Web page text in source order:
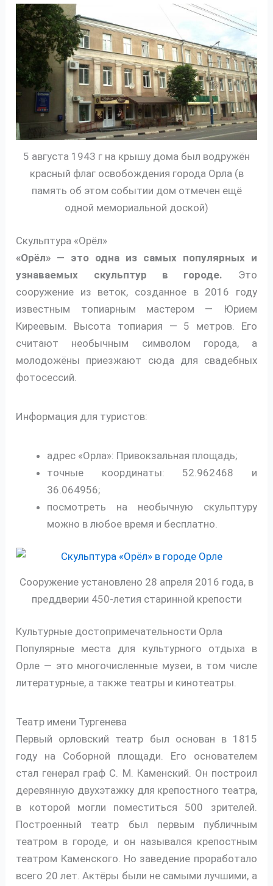
5 августа 1943 г на крышу дома был водружён
красный флаг освобождения города Орла (в
память об этом событии дом отмечен ещё
одной мемориальной доской)
Скульптура «Орёл»
«Орёл» — это одна из самых популярных и
узнаваемых скульптур в городе. Это
сооружение из веток, созданное в 2016 году
известным топиарным мастером — Юрием
Киреевым. Высота топиария — 5 метров. Его
считают необычным символом города, а
молодожёны приезжают сюда для свадебных
фотосессий.
Информация для туристов:
адрес «Орла»: Привокзальная площадь;
точные координаты: 52.962468 и
36.064956;
посмотреть на необычную скульптуру
можно в любое время и бесплатно.
Сооружение установлено 28 апреля 2016 года, в
преддверии 450-летия старинной крепости
Культурные достопримечательности Орла
Популярные места для культурного отдыха в
Орле — это многочисленные музеи, в том числе
литературные, а также театры и кинотеатры.
Театр имени Тургенева
Первый орловский театр был основан в 1815
году на Соборной площади. Его основателем
стал генерал граф С. М. Каменский. Он построил
деревянную двухэтажку для крепостного театра,
в которой могли поместиться 500 зрителей.
Построенный театр был первым публичным
театром в городе, и он назывался крепостным
театром Каменского. Но заведение проработало
всего 20 лет. Актёры были не самыми лучшими, а